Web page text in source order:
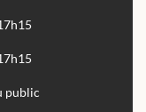
public